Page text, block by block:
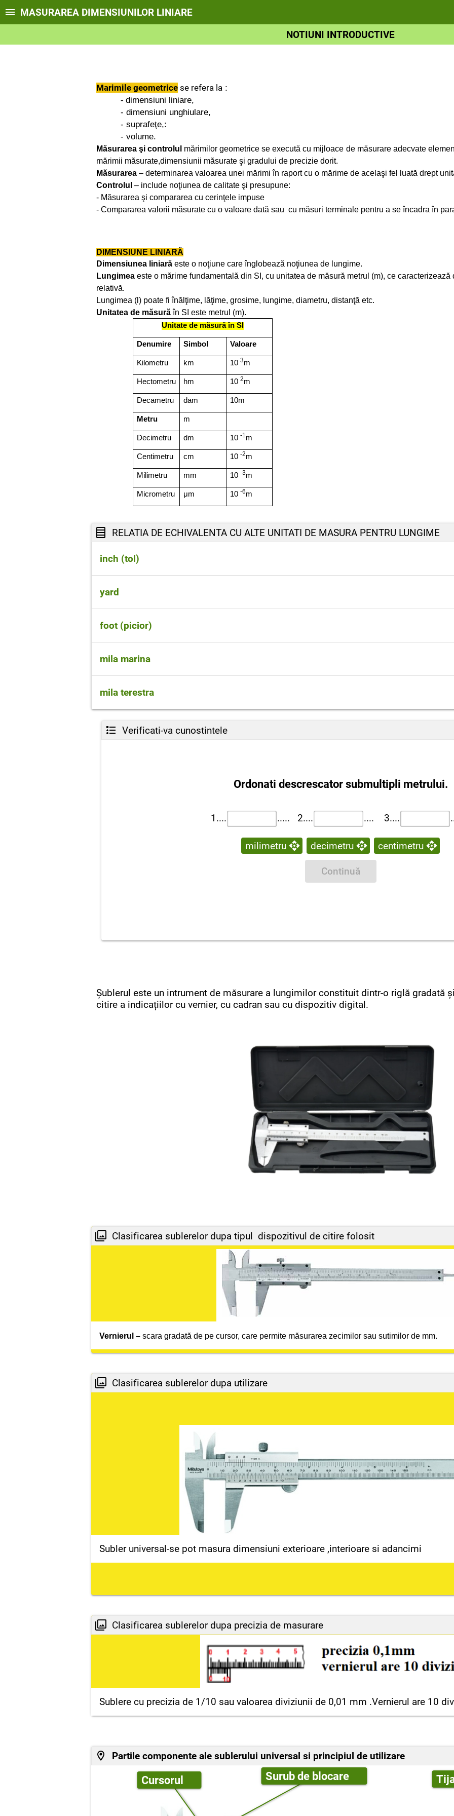
MASURAREA DIMENSIUNILOR LINIARE
NOTIUNI INTRODUCTIVE
Marimile geometrice se refera la :
- dimensiuni liniare,
- dimensiuni unghiulare,
- suprafeţe,:
- volume.
Măsurarea şi controlul mărimilor geometrice se execută cu mijloace de măsurare adecvate
mărimii măsurate,dimensiunii măsurate şi gradului de precizie dorit.
Măsurarea – determinarea valoarea unei mărimi în raport cu o mărime de acelaşi fel luată drept
Controlul – include noţiunea de calitate şi presupune:
- Măsurarea şi compararea cu cerinţele impuse
- Compararea valorii măsurate cu o valoare dată sau cu măsuri terminale pentru a se încadra în
DIMENSIUNE LINIARĂ
Dimensiunea liniară este o noţiune care înglobează noţiunea de lungime.
Lungimea este o mărime fundamentală din SI, cu unitatea de măsură metrul (m), ce
relativă.
Lungimea (l) poate fiînălţime, lăţime, grosime, lungime, diametru, distanţă etc.
Unitatea de măsurăîn SI este metrul (m).
Unitate de măsură în SI
Denumire Simbol Valoare
Kilometru km 10 3m
Hectometru hm 10 2m
Decametru dam 10m
Metru m
Decimetru dm 10 -1m
Centimetru cm 10 -2m
Milimetru mm 10 -3m
Micrometru μm 10 -6m
RELATIA DE ECHIVALENTA CU ALTE UNITATI DE MASURA PENTRU LUNGIME
inch (tol)
0,0254 m
yard
0,9144 m
foot (picior)
0.3048 m
mila marina
1852 m
mila terestra
1609 m
Verificati-va cunostintele
Ordonati descrescator submultipli metrului.
1.... ..... 2.... .... 3....
milimetru decimetru centimetru
Continuă
Șublerul este un intrument de măsurare a lungimilor constituit dintr-o riglă gradată
citire a indicațiilor cu vernier, cu cadran sau cu dispozitiv digital.
Clasificarea sublerelor dupa tipul dispozitivul de citire folosit
Vernierul – scara gradată de pe cursor, care permite măsurarea zecimilor sau sutimilor de mm.
Clasificarea sublerelor dupa utilizare
Subler universal-se pot masura dimensiuni exterioare ,interioare si adancimi
Clasificarea sublerelor dupa precizia de masurare
Sublere cu precizia de 1/10 sau valoarea diviziunii de 0,01 mm .Vernierul are 10
Partile componente ale sublerului universal si principiul de utilizare
Cursorul Surub de blocare